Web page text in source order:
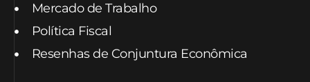
Mercado de Trabalho
Política Fiscal
Resenhas de Conjuntura Econômica